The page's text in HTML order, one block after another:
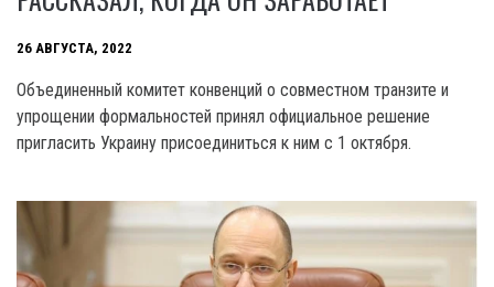
26 АВГУСТА, 2022
Объединенный комитет конвенций о совместном транзите и
упрощении формальностей принял официальное решение
пригласить Украину присоединиться к ним с 1 октября.